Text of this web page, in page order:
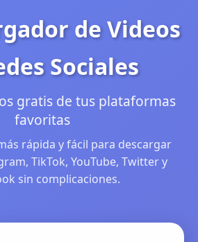
de Videos
Sociales
gratis de tus plataformas
favoritas
rápida y fácil para descargar
TikTok, YouTube, Twitter y
sin complicaciones.